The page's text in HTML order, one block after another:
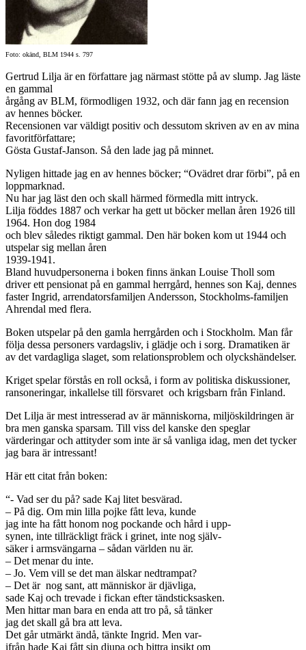
Foto: okänd, BLM 1944 s. 797
Gertrud Lilja är en författare jag närmast stötte på av slump. Jag läste
en gammal
årgång av BLM, förmodligen 1932, och där fann jag en recension
av hennes böcker.
Recensionen var väldigt positiv och dessutom skriven av en av mina
favoritförfattare;
Gösta Gustaf-Janson. Så den lade jag på minnet.
Nyligen hittade jag en av hennes böcker; “Ovädret drar förbi”, på en
loppmarknad.
Nu har jag läst den och skall härmed förmedla mitt intryck.
Lilja föddes 1887 och verkar ha gett ut böcker mellan åren 1926 till
1964. Hon dog 1984
och blev således riktigt gammal. Den här boken kom ut 1944 och
utspelar sig mellan åren
1939-1941.
Bland huvudpersonerna i boken finns änkan Louise Tholl som
driver ett pensionat på en gammal herrgård, hennes son Kaj, dennes
faster Ingrid, arrendatorsfamiljen Andersson, Stockholms-familjen
Ahrendal med flera.
Boken utspelar på den gamla herrgården och i Stockholm. Man får
följa dessa personers vardagsliv, i glädje och i sorg. Dramatiken är
av det vardagliga slaget, som relationsproblem och olyckshändelser.
Kriget spelar förstås en roll också, i form av politiska diskussioner,
ransoneringar, inkallelse till försvaret och krigsbarn från Finland.
Det Lilja är mest intresserad av är människorna, miljöskildringen är
bra men ganska sparsam. Till viss del kanske den speglar
värderingar och attityder som inte är så vanliga idag, men det tycker
jag bara är intressant!
Här ett citat från boken:
“- Vad ser du på? sade Kaj litet besvärad.
– På dig. Om min lilla pojke fått leva, kunde
jag inte ha fått honom nog pockande och hård i upp-
synen, inte tillräckligt fräck i grinet, inte nog själv-
säker i armsvängarna – sådan världen nu är.
– Det menar du inte.
– Jo. Vem vill se det man älskar nedtrampat?
– Det är nog sant, att människor är djävliga,
sade Kaj och trevade i fickan efter tändsticksasken.
Men hittar man bara en enda att tro på, så tänker
jag det skall gå bra att leva.
Det går utmärkt ändå, tänkte Ingrid. Men var-
ifrån hade Kaj fått sin djupa och bittra insikt om